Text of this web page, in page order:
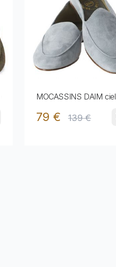
MOCASSINS DAIM ciel
79 € 139 €